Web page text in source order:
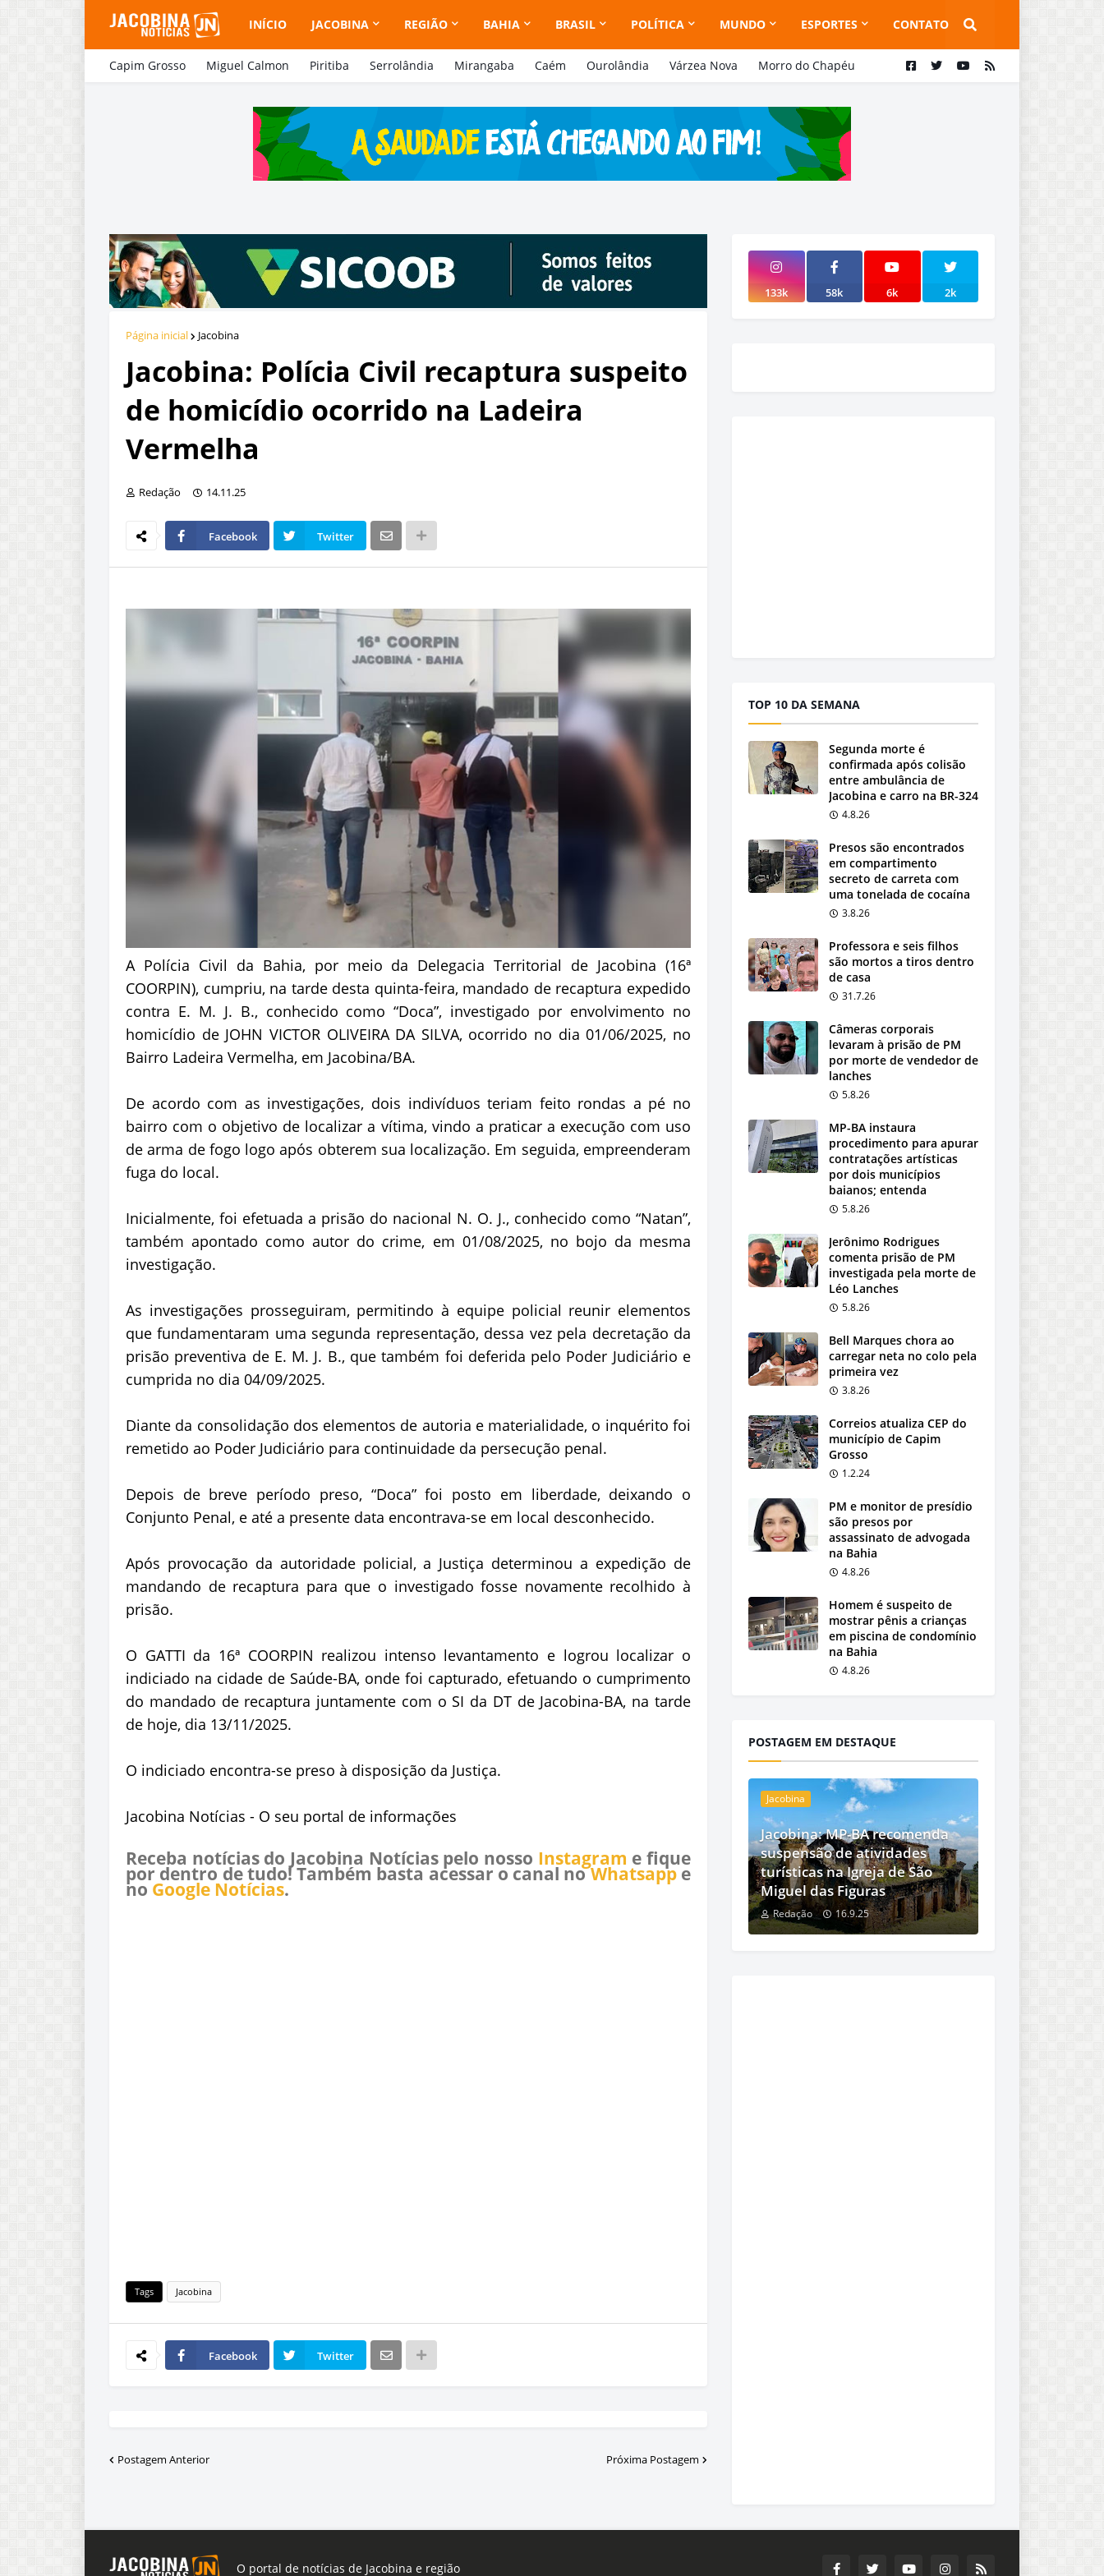
INÍCIO JACOBINA REGIÃO BAHIA BRASIL POLÍTICA MUNDO ESPORTES CONTATO
Capim Grosso Miguel Calmon Piritiba Serrolândia Mirangaba Caém Ourolândia Várzea Nova Morro do Chapéu
Página inicial Jacobina
Jacobina: Polícia Civil recaptura suspeito
de homicídio ocorrido na Ladeira
Vermelha
Redação 14.11.25
Facebook Twitter
A Polícia Civil da Bahia, por meio da Delegacia Territorial de Jacobina (16ª
COORPIN), cumpriu, na tarde desta quinta-feira, mandado de recaptura expedido
contra E. M. J. B., conhecido como “Doca”, investigado por envolvimento no
homicídio de JOHN VICTOR OLIVEIRA DA SILVA, ocorrido no dia 01/06/2025, no
Bairro Ladeira Vermelha, em Jacobina/BA.
De acordo com as investigações, dois indivíduos teriam feito rondas a pé no
bairro com o objetivo de localizar a vítima, vindo a praticar a execução com uso
de arma de fogo logo após obterem sua localização. Em seguida, empreenderam
fuga do local.
Inicialmente, foi efetuada a prisão do nacional N. O. J., conhecido como “Natan”,
também apontado como autor do crime, em 01/08/2025, no bojo da mesma
investigação.
As investigações prosseguiram, permitindo à equipe policial reunir elementos
que fundamentaram uma segunda representação, dessa vez pela decretação da
prisão preventiva de E. M. J. B., que também foi deferida pelo Poder Judiciário e
cumprida no dia 04/09/2025.
Diante da consolidação dos elementos de autoria e materialidade, o inquérito foi
remetido ao Poder Judiciário para continuidade da persecução penal.
Depois de breve período preso, “Doca” foi posto em liberdade, deixando o
Conjunto Penal, e até a presente data encontrava-se em local desconhecido.
Após provocação da autoridade policial, a Justiça determinou a expedição de
mandando de recaptura para que o investigado fosse novamente recolhido à
prisão.
O GATTI da 16ª COORPIN realizou intenso levantamento e logrou localizar o
indiciado na cidade de Saúde-BA, onde foi capturado, efetuando o cumprimento
do mandado de recaptura juntamente com o SI da DT de Jacobina-BA, na tarde
de hoje, dia 13/11/2025.
O indiciado encontra-se preso à disposição da Justiça.
Jacobina Notícias - O seu portal de informações
Receba notícias do Jacobina Notícias pelo nosso Instagram e fique
por dentro de tudo! Também basta acessar o canal noWhatsappe
no Google Notícias.
Tags Jacobina
Facebook Twitter
Postagem Anterior Próxima Postagem
133k 58k 6k 2k
TOP 10 DA SEMANA
Segunda morte é
confirmada após colisão
entre ambulância de
Jacobina e carro na BR-324
4.8.26
Presos são encontrados
em compartimento
secreto de carreta com
uma tonelada de cocaína
3.8.26
Professora e seis filhos
são mortos a tiros dentro
de casa
31.7.26
Câmeras corporais
levaram à prisão de PM
por morte de vendedor de
lanches
5.8.26
MP-BA instaura
procedimento para apurar
contratações artísticas
por dois municípios
baianos; entenda
5.8.26
Jerônimo Rodrigues
comenta prisão de PM
investigada pela morte de
Léo Lanches
5.8.26
Bell Marques chora ao
carregar neta no colo pela
primeira vez
3.8.26
Correios atualiza CEP do
município de Capim
Grosso
1.2.24
PM e monitor de presídio
são presos por
assassinato de advogada
na Bahia
4.8.26
Homem é suspeito de
mostrar pênis a crianças
em piscina de condomínio
na Bahia
4.8.26
POSTAGEM EM DESTAQUE
Jacobina
Jacobina: MP-BA recomenda
suspensão de atividades
turísticas na Igreja de São
Miguel das Figuras
Redação 16.9.25
O portal de notícias de Jacobina e região